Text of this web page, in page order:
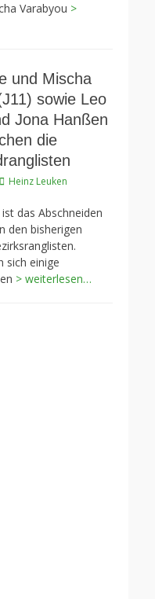
Varabyou >
und Mischa
sowie Leo
Jona Hanßen
die
Autor
Heinz Leuken
das Abschneiden
den bisherigen
sich einige
> weiterlesen…